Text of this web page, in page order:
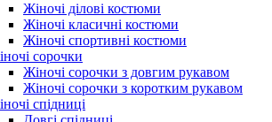
Жіночі ділові костюми
Жіночі класичні костюми
Жіночі спортивні костюми
сорочки
Жіночі сорочки з довгим рукавом
Жіночі сорочки з коротким рукавом
спідниці